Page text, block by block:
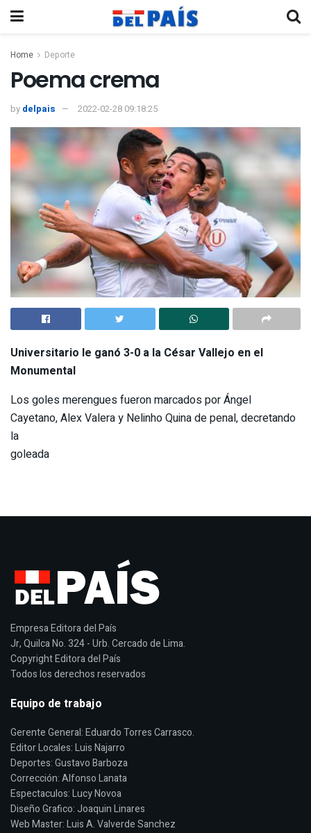
Home Deporte
Poema crema
by delpais 2022-02-28 09:18:25
Universitario le ganó 3-0 a la César Vallejo en el
Monumental
Los goles merengues fueron marcados por Ángel
Cayetano, Alex Valera y Nelinho Quina de penal, decretando
la
goleada
Empresa Editora del País
Jr, Quilca No. 324 - Urb. Cercado de Lima.
Copyright Editora del País
Todos los derechos reservados
Equipo de trabajo
Gerente General: Eduardo Torres Carrasco.
Editor Locales: Luis Najarro
Deportes: Gustavo Barboza
Corrección: Alfonso Lanata
Espectaculos: Lucy Novoa
Diseño Grafico: Joaquin Linares
Web Master: Luis A. Valverde Sanchez